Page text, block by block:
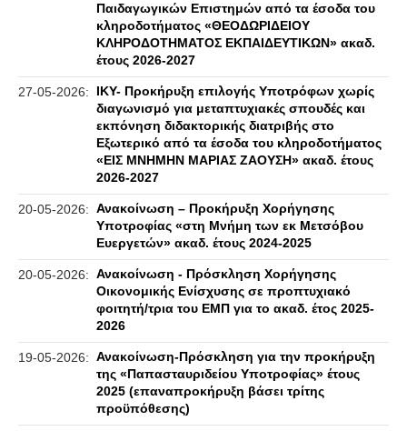
Παιδαγωγικών Επιστημών από τα έσοδα του
κληροδοτήματος «ΘΕΟΔΩΡΙΔΕΙΟΥ
ΚΛΗΡΟΔΟΤΗΜΑΤΟΣ ΕΚΠΑΙΔΕΥΤΙΚΩΝ» ακαδ.
έτους 2026-2027
27-05-2026:
IKY- Προκήρυξη επιλογής Υποτρόφων χωρίς
διαγωνισμό για μεταπτυχιακές σπουδές και
εκπόνηση διδακτορικής διατριβής στο
Εξωτερικό από τα έσοδα του κληροδοτήματος
«ΕΙΣ ΜΝΗΜΗΝ ΜΑΡΙΑΣ ΖΑΟΥΣΗ» ακαδ. έτους
2026-2027
20-05-2026: Ανακοίνωση – Προκήρυξη Χορήγησης
Υποτροφίας «στη Μνήμη των εκ Μετσόβου
Ευεργετών» ακαδ. έτους 2024-2025
20-05-2026: Ανακοίνωση - Πρόσκληση Χορήγησης
Οικονομικής Ενίσχυσης σε προπτυχιακό
φοιτητή/τρια του ΕΜΠ για το ακαδ. έτος 2025-
2026
19-05-2026: Ανακοίνωση-Πρόσκληση για την προκήρυξη
της «Παπασταυριδείου Υποτροφίας» έτους
2025 (επαναπροκήρυξη βάσει τρίτης
προϋπόθεσης)